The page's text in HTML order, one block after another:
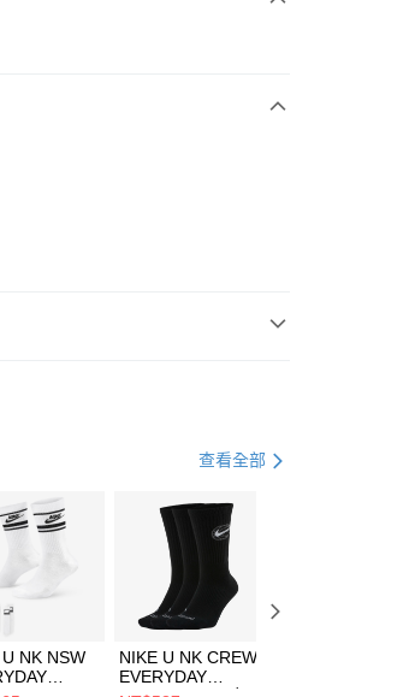
再付款。
享後付」後，將跳轉至「AFTEE先享後
認金額後，即可完成結帳。
費通知簡訊。
，點擊此簡訊中的連結，可透過四大超商
進行付款，方視為交易完成。
立刻繳費，但若您需要取消訂單，請聯
以上)免運費
以上)免運費
以上)免運費
查看全部
NK NSW
NIKE U NK CREW
EVERYDAY